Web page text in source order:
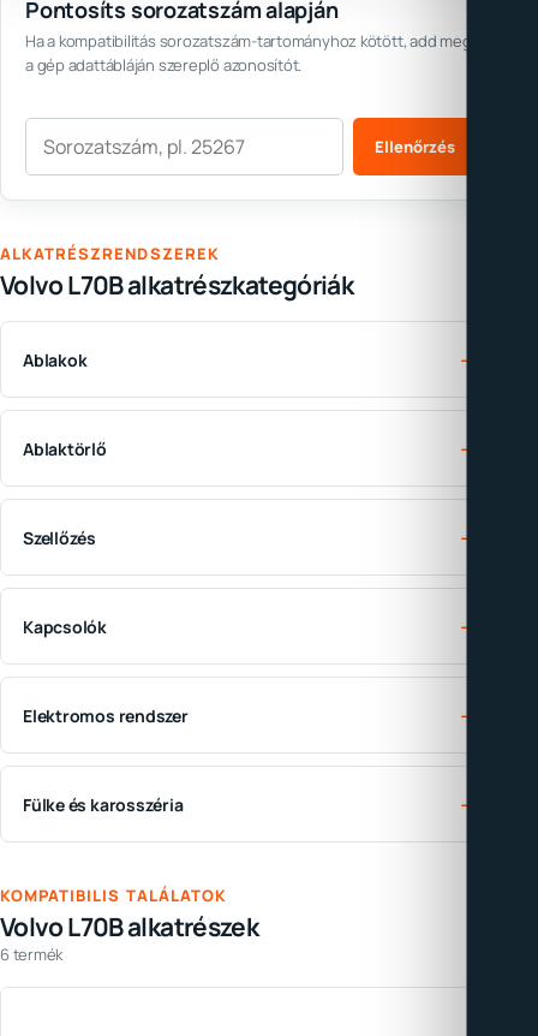
Pontosíts sorozatszám alapján
Ha a kompatibilitás sorozatszám-tartományhoz kötött, add meg
a gép adattábláján szereplő azonosítót.
Ellenőrzés
ALKATRÉSZRENDSZEREK
Volvo L70B alkatrészkategóriák
Ablakok →
Ablaktörlő →
Szellőzés →
Kapcsolók →
Elektromos rendszer →
Fülke és karosszéria →
KOMPATIBILIS TALÁLATOK
Volvo L70B alkatrészek
6 termék